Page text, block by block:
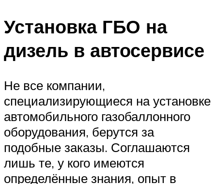
Установка ГБО на
дизель в автосервисе
Не все компании,
специализирующиеся на установке
автомобильного газобаллонного
оборудования, берутся за
подобные заказы. Соглашаются
лишь те, у кого имеются
определённые знания, опыт в